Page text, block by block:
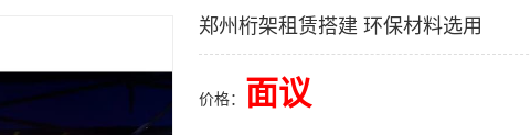
郑州桁架租赁搭建 环保材料选用
价格： 面议